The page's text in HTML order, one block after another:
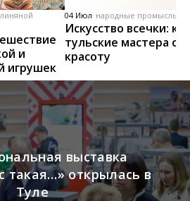
и
игрушек
04 Июл народные промыслы,
Искусство всечки: как
тульские мастера
красоту
выставка
такая…» открылась в
Туле